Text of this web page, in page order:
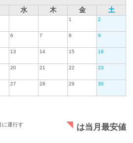
水 木 金 土
1 2
6 7 8 9
13 14 15 16
20 21 22 23
27 28 29 30
に運行す
は当月最安値